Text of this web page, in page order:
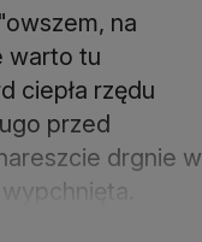
na
warto tu
ciepła rzędu
przed
drgnie w